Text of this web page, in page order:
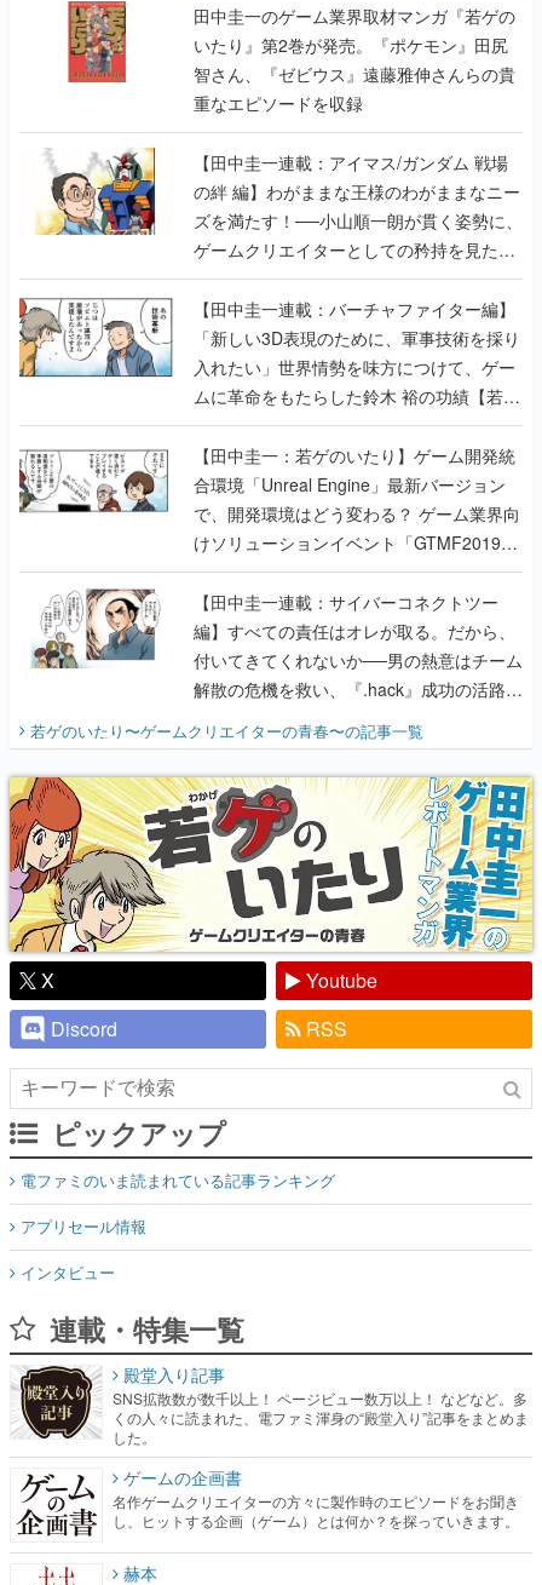
田中圭一のゲーム業界取材マンガ『若ゲの
いたり』第2巻が発売。『ポケモン』田尻
智さん、『ゼビウス』遠藤雅伸さんらの貴
重なエピソードを収録
【田中圭一連載：アイマス/ガンダム 戦場
の絆 編】わがままな王様のわがままなニー
ズを満たす！──小山順一朗が貫く姿勢に、
ゲームクリエイターとしての矜持を見た
【若ゲのいたり最終回】
【田中圭一連載：バーチャファイター編】
「新しい3D表現のために、軍事技術を採り
入れたい」世界情勢を味方につけて、ゲー
ムに革命をもたらした鈴木 裕の功績【若ゲ
のいたり】
【田中圭一：若ゲのいたり】ゲーム開発統
合環境「Unreal Engine」最新バージョン
で、開発環境はどう変わる？ ゲーム業界向
けソリューションイベント「GTMF2019」
に行って、より理解を深めよう【PR】
【田中圭一連載：サイバーコネクトツー
編】すべての責任はオレが取る。だから、
付いてきてくれないか──男の熱意はチーム
解散の危機を救い、『.hack』成功の活路を
開く。業界の快男児・松山 洋に流れる血は
『少年ジャンプ』色だった【若ゲのいた
り】
若ゲのいたり〜ゲームクリエイターの青春〜の記事一覧
X
Youtube
Discord
RSS
ピックアップ
電ファミのいま読まれている記事ランキング
アプリセール情報
インタビュー
連載・特集一覧
殿堂入り記事
SNS拡散数が数千以上！ ページビュー数万以上！ などなど。多
くの人々に読まれた、電ファミ渾身の“殿堂入り”記事をまとめま
した。
ゲームの企画書
名作ゲームクリエイターの方々に製作時のエピソードをお聞き
し、ヒットする企画（ゲーム）とは何か？を探っていきます。
赫本